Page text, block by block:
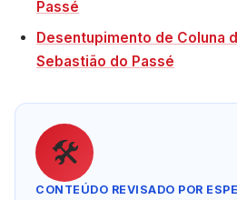
Passé
Desentupimento de Coluna
Sebastião do Passé
🛠️
CONTEÚDO REVISADO POR